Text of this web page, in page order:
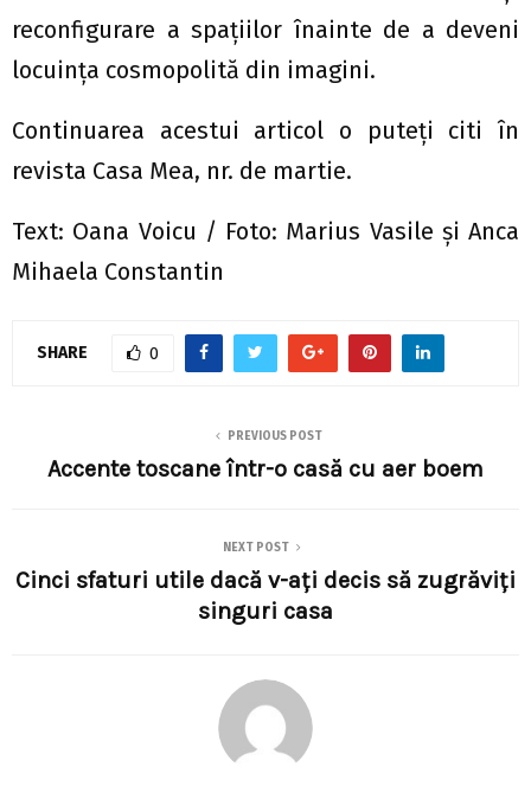
reconfigurare a spaţiilor înainte de a deveni
locuinţa cosmopolită din imagini.
Continuarea acestui articol o puteți citi în
revista Casa Mea, nr. de martie.
Text: Oana Voicu / Foto: Marius Vasile şi Anca
Mihaela Constantin
SHARE 0
PREVIOUS POST
Accente toscane într-o casă cu aer boem
NEXT POST
Cinci sfaturi utile dacă v-ați decis să zugrăviți
singuri casa